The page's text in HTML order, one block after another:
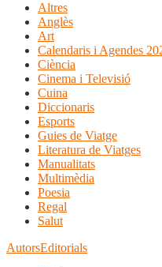
Altres
Anglès
Art
Calendaris i Agendes
Ciència
Cinema i Televisió
Cuina
Diccionaris
Esports
Guies de Viatge
Literatura de Viatges
Manualitats
Multimèdia
Poesia
Regal
Salut
AutorsEditorials